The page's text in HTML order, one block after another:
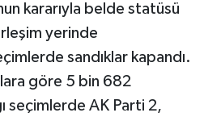
kararıyla belde statüsü
yerinde
sandıklar kapandı.
göre 5 bin 682
seçimlerde AK Parti 2,